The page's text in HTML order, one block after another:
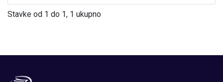
Stavke od 1 do 1, 1 ukupno